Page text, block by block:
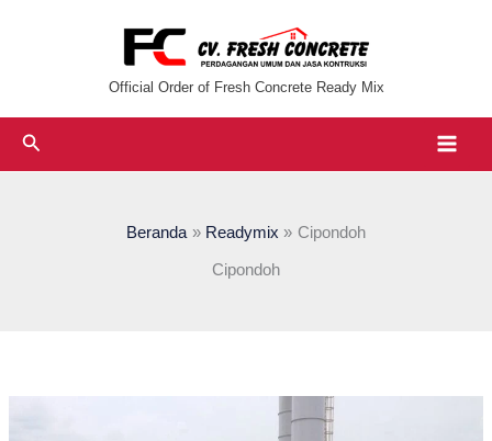
Official Order of Fresh Concrete Ready Mix
Cari
Beranda Readymix Cipondoh
Cipondoh